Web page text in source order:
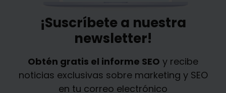
¡Suscríbete a nuestra
newsletter!
Obtén gratis el informe SEO y recibe
noticias exclusivas sobre marketing y SEO
en tu correo electrónico